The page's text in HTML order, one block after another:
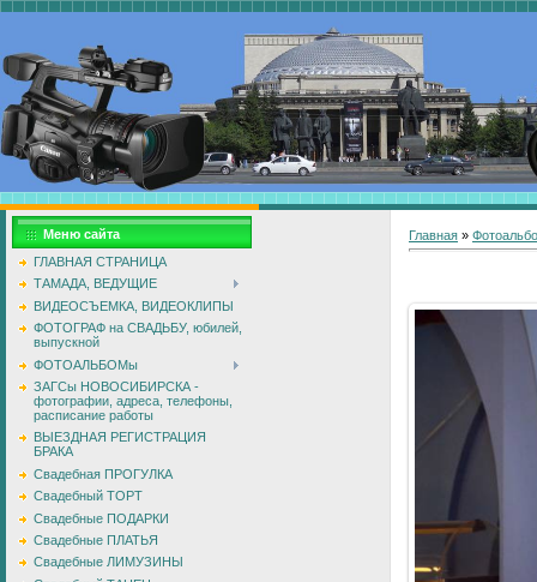
Меню сайта
ГЛАВНАЯ СТРАНИЦА
ТАМАДА, ВЕДУЩИЕ
ВИДЕОСЪЕМКА, ВИДЕОКЛИПЫ
ФОТОГРАФ на СВАДЬБУ, юбилей,
выпускной
ФОТОАЛЬБОМы
ЗАГСы НОВОСИБИРСКА -
фотографии, адреса, телефоны,
расписание работы
ВЫЕЗДНАЯ РЕГИСТРАЦИЯ
БРАКА
Свадебная ПРОГУЛКА
Свадебный ТОРТ
Свадебные ПОДАРКИ
Свадебные ПЛАТЬЯ
Свадебные ЛИМУЗИНЫ
Главная »